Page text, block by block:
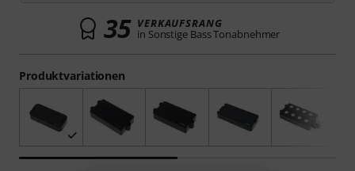
Produktvariationen
35 VERKAUFSRANG
in Sonstige Bass Tonabnehmer